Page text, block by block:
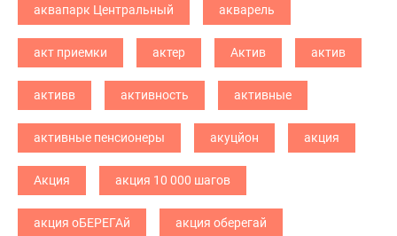
аквапарк Центральный акварель
акт приемки актер Актив актив
активв активность активные
активные пенсионеры акуцйон акция
Акция акция 10 000 шагов
акция оБЕРЕГАй акция оберегай